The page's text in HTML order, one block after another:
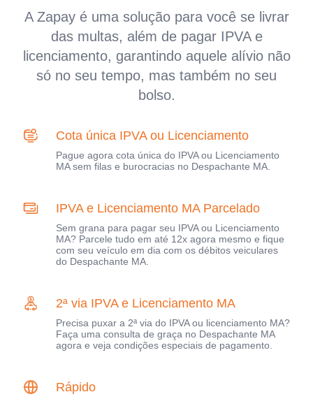
A Zapay é uma solução para você se livrar
das multas, além de pagar IPVA e
licenciamento, garantindo aquele alívio não
só no seu tempo, mas também no seu
bolso.
Cota única IPVA ou Licenciamento
Pague agora cota única do IPVA ou Licenciamento
MA sem filas e burocracias no Despachante MA.
IPVA e Licenciamento MA Parcelado
Sem grana para pagar seu IPVA ou Licenciamento
MA? Parcele tudo em até 12x agora mesmo e fique
com seu veículo em dia com os débitos veiculares
do Despachante MA.
2ª via IPVA e Licenciamento MA
Precisa puxar a 2ª via do IPVA ou licenciamento MA?
Faça uma consulta de graça no Despachante MA
agora e veja condições especiais de pagamento.
Rápido